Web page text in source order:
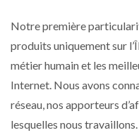
Notre première
produits uniquement sur
métier humain et les
Internet. Nous avons
réseau, nos apporteurs
lesquelles nous